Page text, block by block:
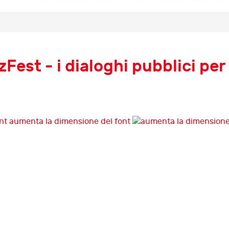
- i dialoghi pubblici
aumenta la dimensione del font